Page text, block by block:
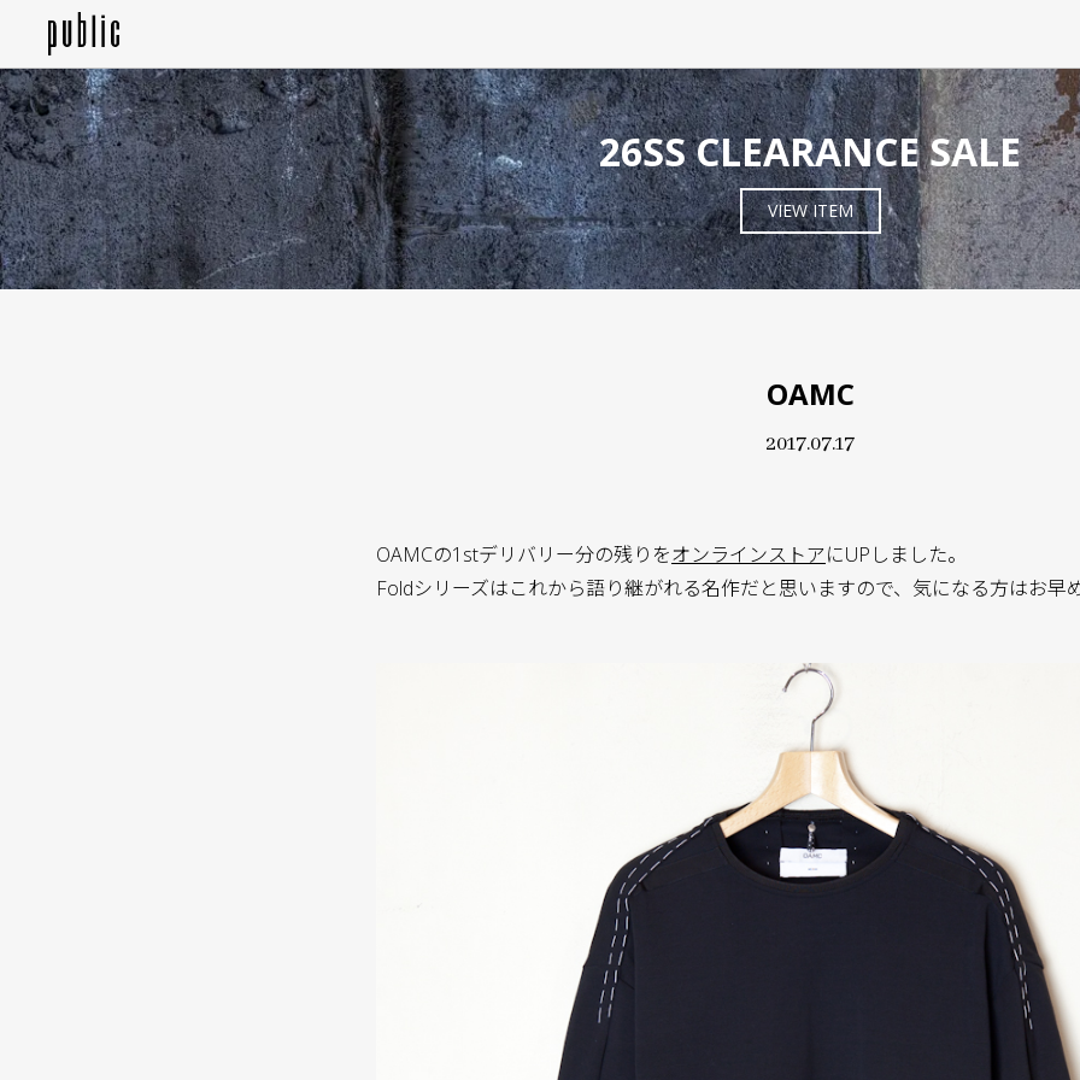
26SS CLEARANCE SALE
VIEW ITEM
OAMC
2017.07.17
OAMCの1stデリバリー分の残りをオンラインストアにUPしました。
Foldシリーズはこれから語り継がれる名作だと思いますので、気になる方はお早